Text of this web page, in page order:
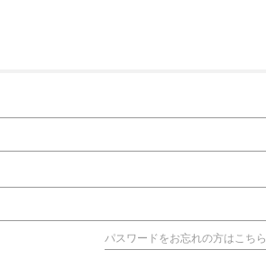
パスワードをお忘れの方はこちら